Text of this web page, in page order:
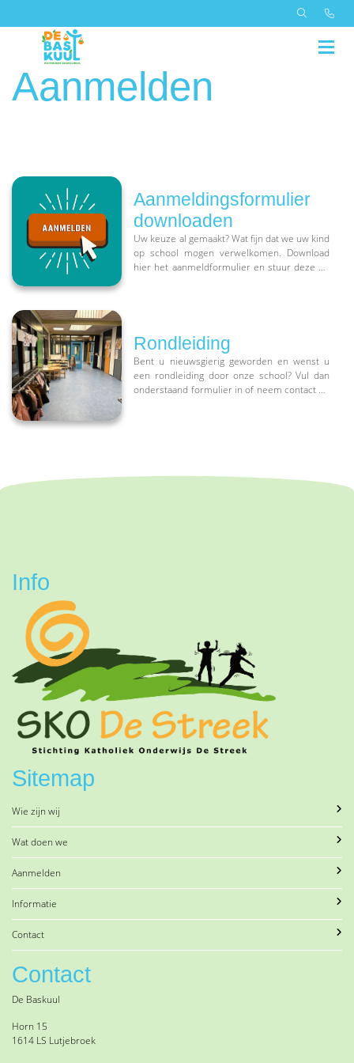
Aanmelden
Aanmeldingsformulier
downloaden
Uw keuze al gemaakt? Wat fijn dat we uw kind
op school mogen verwelkomen. Download
hier het aanmeldformulier en stuur deze op
Rondleiding
Bent u nieuwsgierig geworden en wenst u
een rondleiding door onze school? Vul dan
onderstaand formulier in of neem contact op
Info
Sitemap
Wie zijn wij
Wat doen we
Aanmelden
Informatie
Contact
Contact
De Baskuul
Horn 15
1614 LS Lutjebroek